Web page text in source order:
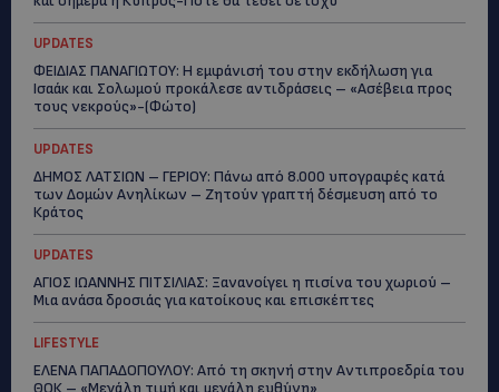
ΠΡΟΗΓΟΎΜΕΝΟ ΆΡΘΡΟ
ΚΟΙΛΑΔΑ ΤΟΥ ΛΙΜΝΑΤΗ: H
απελευθέρωση της Άρτεμις-
(Βίντεο)
ΕΠΌΜΕΝΟ ΆΡΘΡΟ
ΠΑΤΕΡΑΣ ΑΝΤΩΝΙΟΣ:
ανηλίκων σε ασέλγεια κατά